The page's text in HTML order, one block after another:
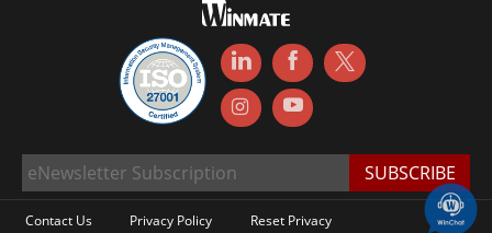
Contact Us Privacy Policy Reset Privacy